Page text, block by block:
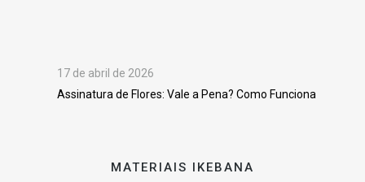
17 de abril de 2026
Assinatura de Flores: Vale a Pena? Como Funciona
MATERIAIS IKEBANA